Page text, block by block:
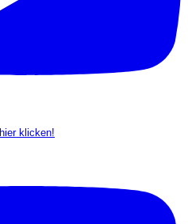
hier klicken!